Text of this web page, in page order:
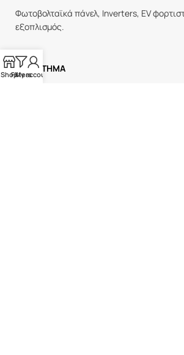
Φωτοβολταϊκά πάνελ, Inverters, EV
εξοπλισμός.
ΚΑΤΑΣΤΗΜΑ
ShopFilters
My account